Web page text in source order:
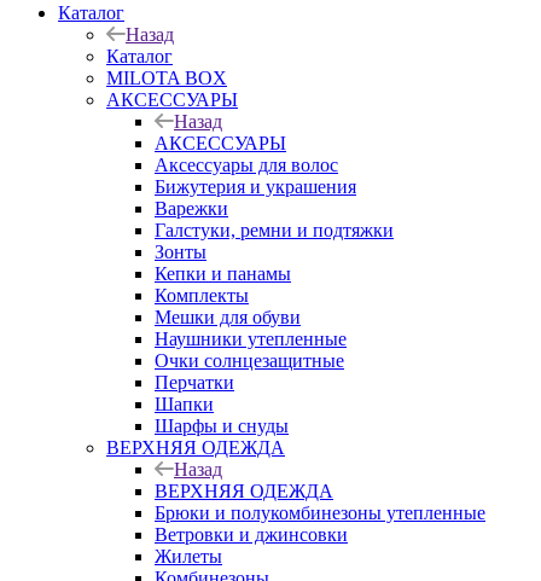
Каталог
Назад
Каталог
MILOTA BOX
АКСЕССУАРЫ
Назад
АКСЕССУАРЫ
Аксессуары для волос
Бижутерия и украшения
Варежки
Галстуки, ремни и подтяжки
Зонты
Кепки и панамы
Комплекты
Мешки для обуви
Наушники утепленные
Очки солнцезащитные
Перчатки
Шапки
Шарфы и снуды
ВЕРХНЯЯ ОДЕЖДА
Назад
ВЕРХНЯЯ ОДЕЖДА
Брюки и полукомбинезоны утепленные
Ветровки и джинсовки
Жилеты